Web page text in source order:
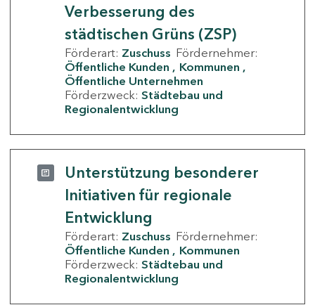
Verbesserung des
städtischen Grüns (ZSP)
Förderart: Zuschuss Fördernehmer:
Öffentliche Kunden
Kommunen
Öffentliche Unternehmen
Förderzweck: Städtebau und
Regionalentwicklung
Unterstützung besonderer
Initiativen für regionale
Entwicklung
Förderart: Zuschuss Fördernehmer:
Öffentliche Kunden
Kommunen
Förderzweck: Städtebau und
Regionalentwicklung